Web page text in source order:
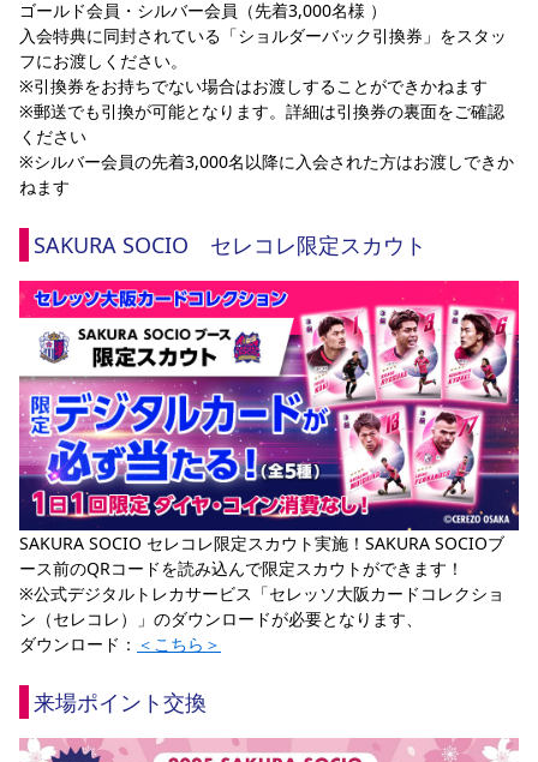
ゴールド会員・シルバー会員（先着3,000名様 ）
入会特典に同封されている「ショルダーバック引換券」をスタッ
フにお渡しください。
※引換券をお持ちでない場合はお渡しすることができかねます
※郵送でも引換が可能となります。詳細は引換券の裏面をご確認
ください
※シルバー会員の先着3,000名以降に入会された方はお渡しできか
ねます
SAKURA SOCIO　セレコレ限定スカウト
SAKURA SOCIO セレコレ限定スカウト実施！SAKURA SOCIOブ
ース前のQRコードを読み込んで限定スカウトができます！
※公式デジタルトレカサービス「セレッソ大阪カードコレクショ
ン（セレコレ）」のダウンロードが必要となります、
ダウンロード： ＜こちら＞
来場ポイント交換